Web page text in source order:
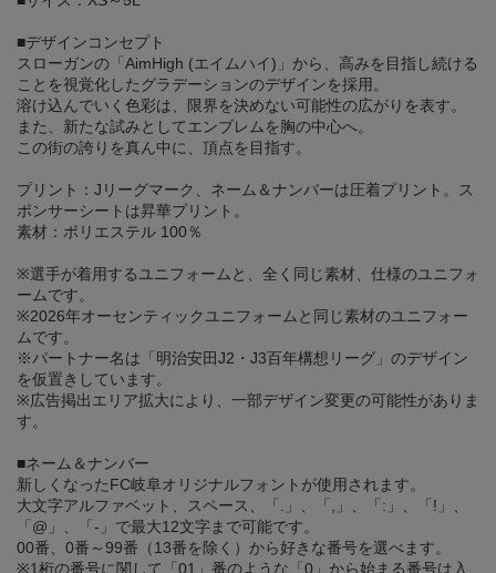
■デザインコンセプト
スローガンの「AimHigh (エイムハイ)」から、高みを目指し続ける
ことを視覚化したグラデーションのデザインを採用。
溶け込んでいく色彩は、限界を決めない可能性の広がりを表す。
また、新たな試みとしてエンブレムを胸の中心へ。
この街の誇りを真ん中に、頂点を目指す。
プリント：Jリーグマーク、ネーム＆ナンバーは圧着プリント。ス
ポンサーシートは昇華プリント。
素材：ポリエステル 100％
※選手が着用するユニフォームと、全く同じ素材、仕様のユニフォ
ームです。
※2026年オーセンティックユニフォームと同じ素材のユニフォー
ムです。
※パートナー名は「明治安田J2・J3百年構想リーグ」のデザイン
を仮置きしています。
※広告掲出エリア拡大により、一部デザイン変更の可能性がありま
す。
■ネーム＆ナンバー
新しくなったFC岐阜オリジナルフォントが使用されます。
大文字アルファベット、スペース、「.」、「,」、「:」、「!」、
「@」、「-」で最大12文字まで可能です。
00番、0番～99番（13番を除く）から好きな番号を選べます。
※1桁の番号に関して「01」番のような「0」から始まる番号は入